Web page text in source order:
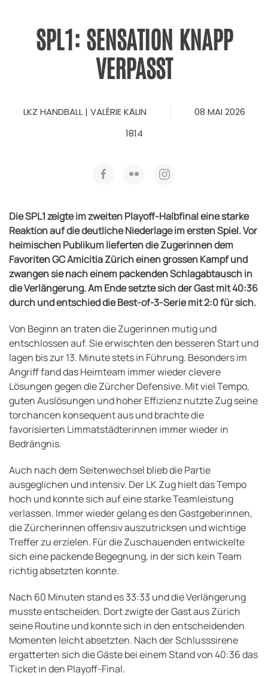
SPL1: SENSATION KNAPP
VERPASST
LKZ HANDBALL | VALÉRIE KÄLIN
08 MAI 2026
1814
Die SPL1 zeigte im zweiten Playoff-Halbfinal eine starke
Reaktion auf die deutliche Niederlage im ersten Spiel. Vor
heimischen Publikum lieferten die Zugerinnen dem
Favoriten GC Amicitia Zürich einen grossen Kampf und
zwangen sie nach einem packenden Schlagabtausch in
die Verlängerung. Am Ende setzte sich der Gast mit 40:36
durch und entschied die Best-of-3-Serie mit 2:0 für sich.
Von Beginn an traten die Zugerinnen mutig und
entschlossen auf. Sie erwischten den besseren Start und
lagen bis zur 13. Minute stets in Führung. Besonders im
Angriff fand das Heimteam immer wieder clevere
Lösungen gegen die Zürcher Defensive. Mit viel Tempo,
guten Auslösungen und hoher Effizienz nutzte Zug seine
torchancen konsequent aus und brachte die
favorisierten Limmatstädterinnen immer wieder in
Bedrängnis.
Auch nach dem Seitenwechsel blieb die Partie
ausgeglichen und intensiv. Der LK Zug hielt das Tempo
hoch und konnte sich auf eine starke Teamleistung
verlassen. Immer wieder gelang es den Gastgeberinnen,
die Zürcherinnen offensiv auszutricksen und wichtige
Treffer zu erzielen. Für die Zuschauenden entwickelte
sich eine packende Begegnung, in der sich kein Team
richtig absetzten konnte.
Nach 60 Minuten stand es 33:33 und die Verlängerung
musste entscheiden. Dort zwigte der Gast aus Zürich
seine Routine und konnte sich in den entscheidenden
Momenten leicht absetzten. Nach der Schlusssirene
ergatterten sich die Gäste bei einem Stand von 40:36 das
Ticket in den Playoff-Final.